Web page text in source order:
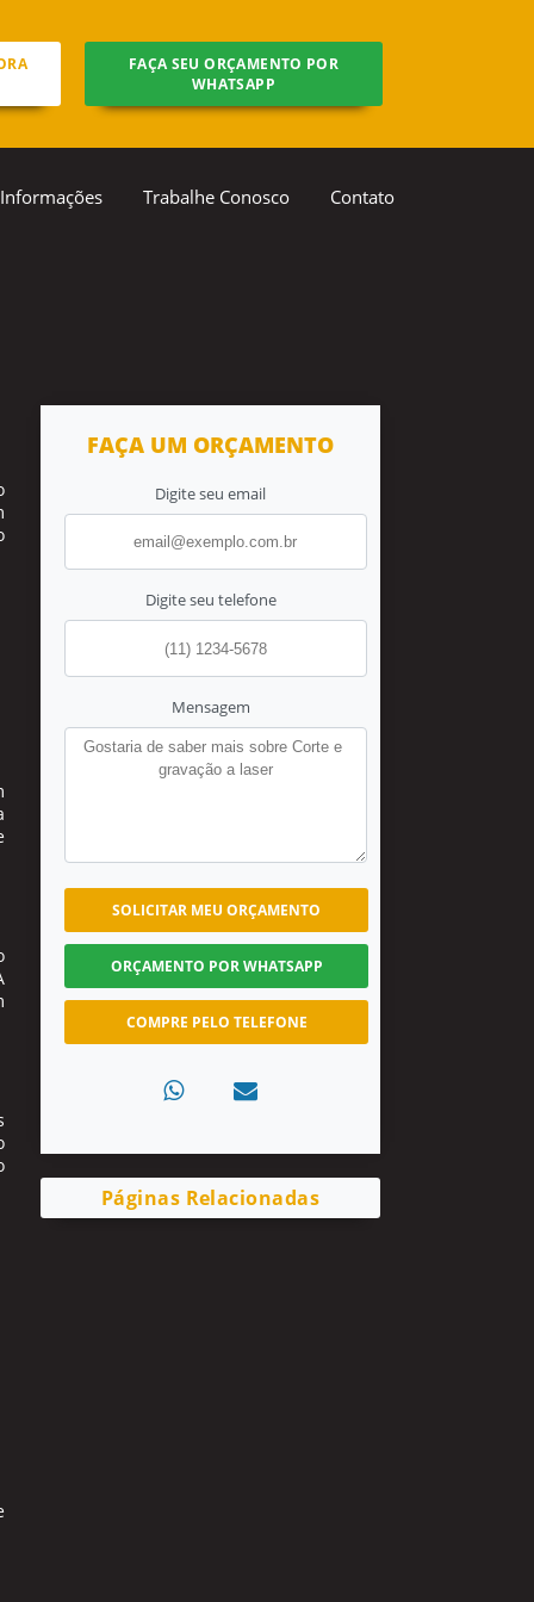
FAÇA SEU ORÇAMENTO POR
WHATSAPP
Informações Trabalhe Conosco Contato
FAÇA UM ORÇAMENTO
Digite seu email
Digite seu telefone
Mensagem
SOLICITAR MEU ORÇAMENTO
ORÇAMENTO POR WHATSAPP
COMPRE PELO TELEFONE
Páginas Relacionadas